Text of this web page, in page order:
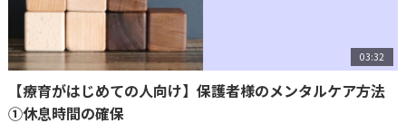
03:32
【療育がはじめての人向け】保護者様のメンタルケア方法
①休息時間の確保